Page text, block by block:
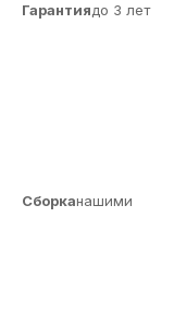
Гарантиядо 3 лет
Сборканашими